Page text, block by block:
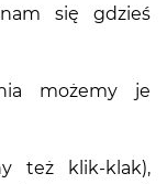
się gdzieś
możemy je
też klik-klak),